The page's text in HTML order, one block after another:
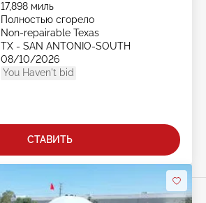
17,898 миль
Полностью сгорело
Non-repairable Texas
TX - SAN ANTONIO-SOUTH
08/10/2026
You Haven't bid
СТАВИТЬ